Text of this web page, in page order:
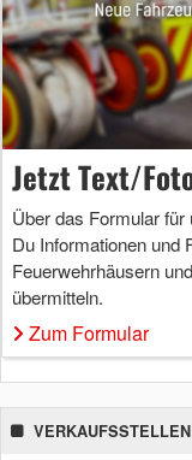
Jetzt Text/
Über das Formular für
Du Informationen und
Feuerwehrhäusern
übermitteln.
Zum Formular